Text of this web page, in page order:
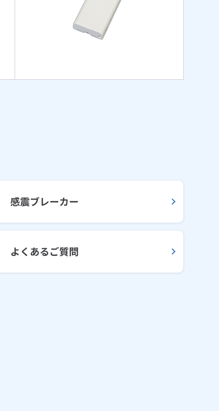
感震ブレーカー
よくあるご質問